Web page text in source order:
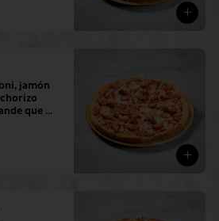
jamón
que